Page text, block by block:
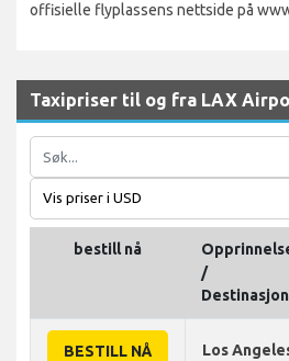
offisielle flyplassens nettside på
Taxipriser til og fra LAX
bestill nå
/
Destinasjon
BESTILL NÅ Los